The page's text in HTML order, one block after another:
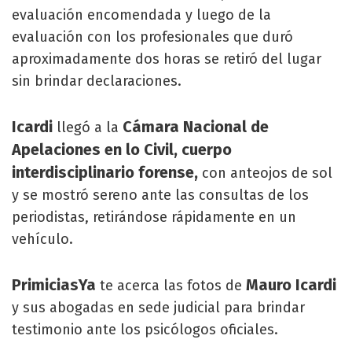
evaluación encomendada y luego de la
evaluación con los profesionales que duró
aproximadamente dos horas se retiró del lugar
sin brindar declaraciones.
Icardi llegó a la Cámara Nacional de
Apelaciones en lo Civil, cuerpo
interdisciplinario forense, con anteojos de sol
y se mostró sereno ante las consultas de los
periodistas, retirándose rápidamente en un
vehículo.
PrimiciasYa te acerca las fotos de Mauro Icardi
y sus abogadas en sede judicial para brindar
testimonio ante los psicólogos oficiales.